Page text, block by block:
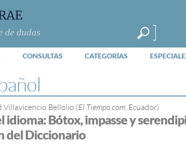
CONSULTAS CATEGORÍAS
Villavicencio Bellolio (El Tiempo.com, Ecuador)
idioma: Bótox, impasse y
del Diccionario